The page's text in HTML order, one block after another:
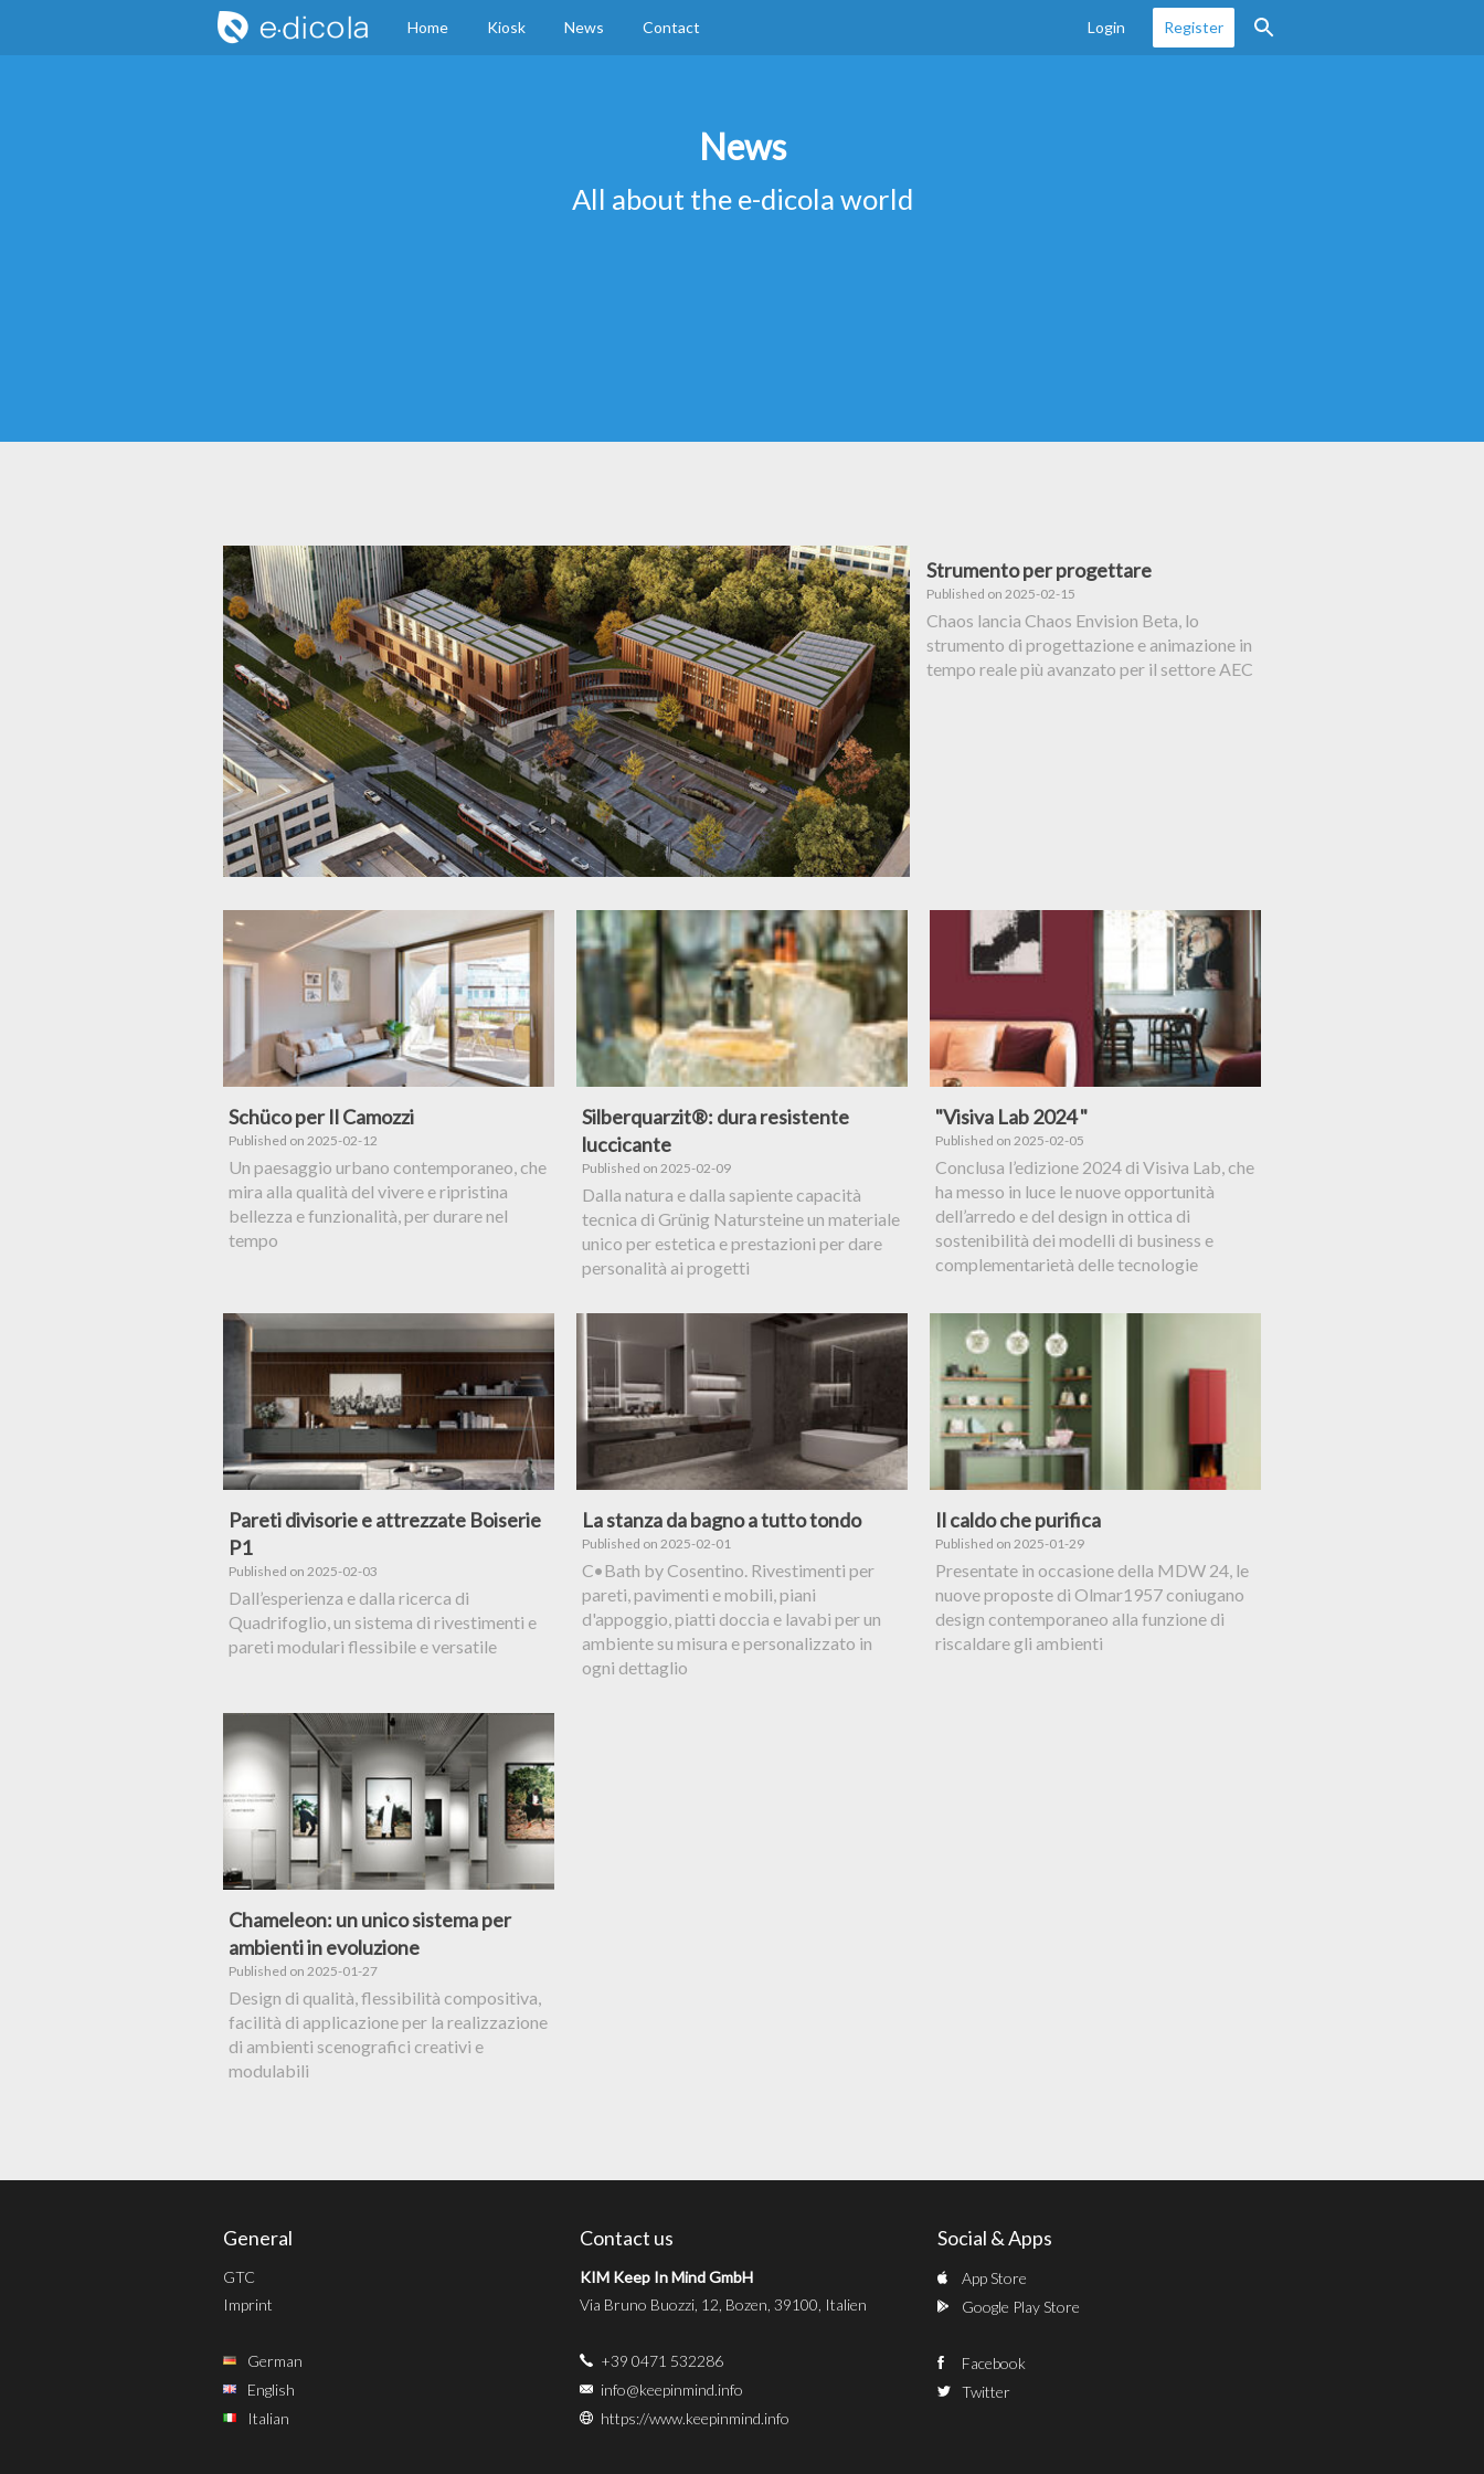
Home Kiosk News Contact Login Register
News
All about the e-dicola world
Strumento per progettare
Published on 2025-02-15
Chaos lancia Chaos Envision Beta, lo
strumento di progettazione e animazione in
tempo reale più avanzato per il settore AEC
Schüco per Il Camozzi
Published on 2025-02-12
Un paesaggio urbano contemporaneo, che
mira alla qualità del vivere e ripristina
bellezza e funzionalità, per durare nel
tempo
Silberquarzit®: dura resistente
luccicante
Published on 2025-02-09
Dalla natura e dalla sapiente capacità
tecnica di Grünig Natursteine un materiale
unico per estetica e prestazioni per dare
personalità ai progetti
"Visiva Lab 2024 "
Published on 2025-02-05
Conclusa l’edizione 2024 di Visiva Lab, che
ha messo in luce le nuove opportunità
dell’arredo e del design in ottica di
sostenibilità dei modelli di business e
complementarietà delle tecnologie
Pareti divisorie e attrezzate Boiserie
P1
Published on 2025-02-03
Dall’esperienza e dalla ricerca di
Quadrifoglio, un sistema di rivestimenti e
pareti modulari flessibile e versatile
La stanza da bagno a tutto tondo
Published on 2025-02-01
C•Bath by Cosentino. Rivestimenti per
pareti, pavimenti e mobili, piani
d'appoggio, piatti doccia e lavabi per un
ambiente su misura e personalizzato in
ogni dettaglio
Il caldo che purifica
Published on 2025-01-29
Presentate in occasione della MDW 24, le
nuove proposte di Olmar1957 coniugano
design contemporaneo alla funzione di
riscaldare gli ambienti
Chameleon: un unico sistema per
ambienti in evoluzione
Published on 2025-01-27
Design di qualità, flessibilità compositiva,
facilità di applicazione per la realizzazione
di ambienti scenografici creativi e
modulabili
General
GTC
Imprint
German
English
Italian
Contact us
KIM Keep In Mind GmbH
Via Bruno Buozzi, 12, Bozen, 39100, Italien
+39 0471 532286
info@keepinmind.info
https://www.keepinmind.info
Social & Apps
App Store
Google Play Store
Facebook
Twitter